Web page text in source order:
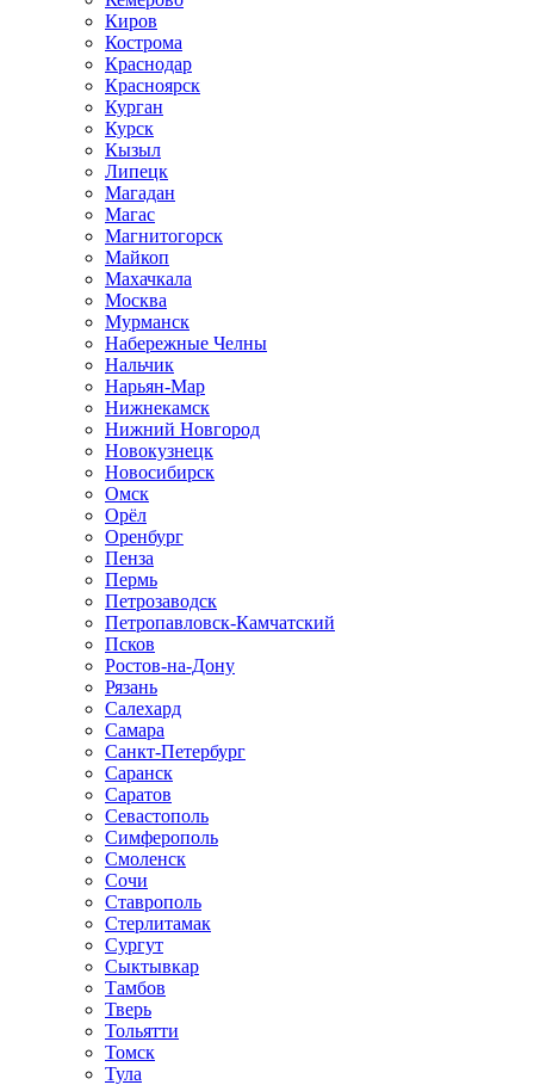
Киров
Кострома
Краснодар
Красноярск
Курган
Курск
Кызыл
Липецк
Магадан
Магас
Магнитогорск
Майкоп
Махачкала
Москва
Мурманск
Набережные Челны
Нальчик
Нарьян-Мар
Нижнекамск
Нижний Новгород
Новокузнецк
Новосибирск
Омск
Орёл
Оренбург
Пенза
Пермь
Петрозаводск
Петропавловск-Камчатский
Псков
Ростов-на-Дону
Рязань
Салехард
Самара
Санкт-Петербург
Саранск
Саратов
Севастополь
Симферополь
Смоленск
Сочи
Ставрополь
Стерлитамак
Сургут
Сыктывкар
Тамбов
Тверь
Тольятти
Томск
Тула